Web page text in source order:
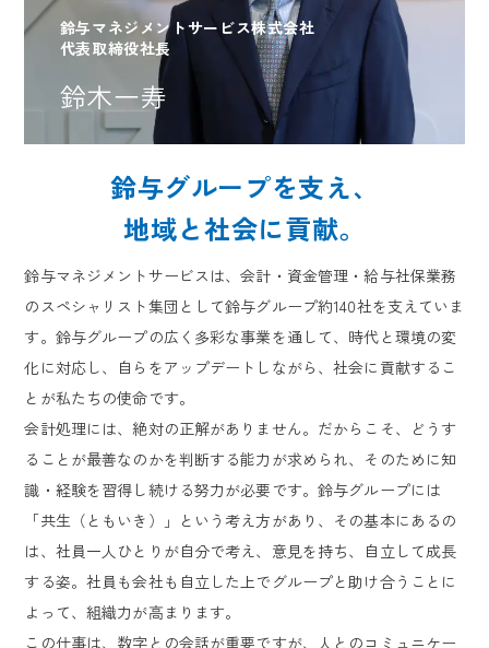
鈴与グループ紹介
新着情報
鈴与マネジメントサービス株式会社
代表取締役社長
鈴木一寿
鈴与グループを支え、
地域と社会に貢献。
鈴与マネジメントサービスは、会計・資金管理・給与社保業務
のスペシャリスト集団として鈴与グループ約140社を支えていま
す。鈴与グループの広く多彩な事業を通して、時代と環境の変
化に対応し、自らをアップデートしながら、社会に貢献するこ
とが私たちの使命です。
会計処理には、絶対の正解がありません。だからこそ、どうす
ることが最善なのかを判断する能力が求められ、そのために知
識・経験を習得し続ける努力が必要です。鈴与グループには
「共生（ともいき）」という考え方があり、その基本にあるの
は、社員一人ひとりが自分で考え、意見を持ち、自立して成長
する姿。社員も会社も自立した上でグループと助け合うことに
よって、組織力が高まります。
この仕事は、数字との会話が重要ですが、人とのコミュニケー